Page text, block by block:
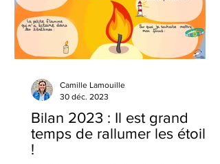
Bilan 2023 : Il est grand
temps de rallumer les étoiles
!
Camille Lamouille
30 déc. 2023